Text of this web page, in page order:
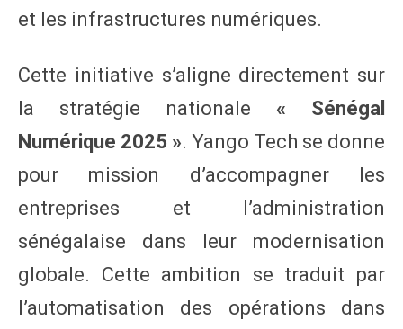
et les infrastructures numériques.
Cette initiative s’aligne directement sur
la stratégie nationale « Sénégal
Numérique 2025 ». Yango Tech se donne
pour mission d’accompagner les
entreprises et l’administration
sénégalaise dans leur modernisation
globale. Cette ambition se traduit par
l’automatisation des opérations dans